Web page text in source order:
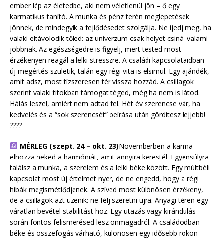
ember lép az életedbe, aki nem véletlenül jön – ő egy
karmatikus tanító. A munka és pénz terén meglepetések
jönnek, de mindegyik a fejlődésedet szolgálja. Ne ijedj meg, ha
valaki eltávolodik tőled: az univerzum csak helyet csinál valami
jobbnak. Az egészségedre is figyelj, mert tested most
érzékenyen reagál a lelki stresszre. A családi kapcsolataidban
új megértés születik, talán egy régi vita is elsimul. Egy ajándék,
amit adsz, most tízszeresen tér vissza hozzád. A csillagok
szerint valaki titokban támogat téged, még ha nem is látod.
Hálás leszel, amiért nem adtad fel. Hét év szerencse vár, ha
kedvelés és a “sok szerencsét” beírása után gördítesz lejjebb!
????
MÉRLEG (szept. 24 – okt. 23)Novemberben a karma
elhozza neked a harmóniát, amit annyira kerestél. Egyensúlyra
találsz a munka, a szerelem és a lelki béke között. Egy múltbéli
kapcsolat most új értelmet nyer, de ne engedd, hogy a régi
hibák megismétlődjenek. A szíved most különösen érzékeny,
de a csillagok azt üzenik: ne félj szeretni újra. Anyagi téren egy
váratlan bevétel stabilitást hoz. Egy utazás vagy kirándulás
során fontos felismerésed lesz önmagadról. A családodban
béke és összefogás várható, különösen egy idősebb rokon